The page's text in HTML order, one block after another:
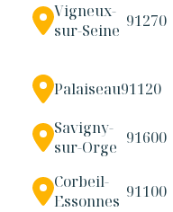
Vigneux-
sur-Seine 91270
Palaiseau91120
Savigny-
sur-Orge 91600
Corbeil-
Essonnes 91100